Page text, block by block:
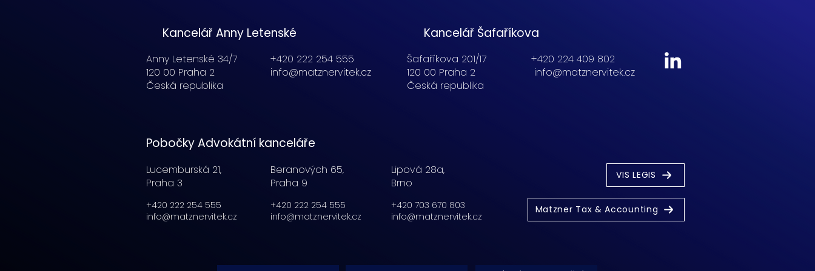
Kancelář Anny Letenské
Anny Letenské 34/7
120 00 Praha 2
Česká republika
+420 222 254 555
info@matznervitek.cz
Kancelář Šafaříkova
Šafaříkova 201/17
120 00 Praha 2
Česká republika
+420 224 409 802
info@matznervitek.cz
Pobočky Advokátní kanceláře
Lucemburská 21,
Praha 3
+420 222 254 555
info@matznervitek.cz
Beranových 65,
Praha 9
+420 222 254 555
info@matznervitek.cz
Lipová 28a,
Brno
+420 703 670 803
info@matznervitek.cz
VIS LEGIS
Matzner Tax & Accounting